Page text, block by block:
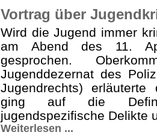
Vortrag über
Wird die Jugend immer
am Abend des 11.
gesprochen.
Jugenddezernat des
Jugendrechts)
ging auf die
jugendspezifische Delikte
Weiterlesen ...